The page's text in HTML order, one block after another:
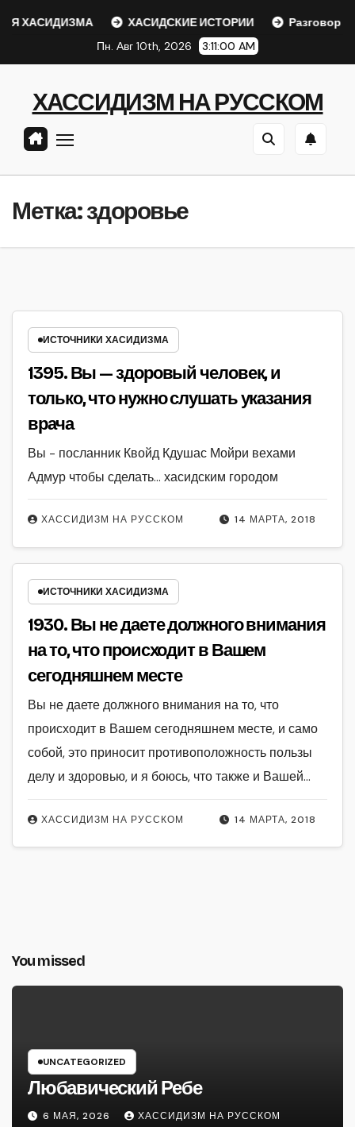
ХАСИДИЗМА ХАСИДСКИЕ ИСТОРИИ
Разговор с
Пн. Авг 10th, 2026
3:11:00 AM
ХАССИДИЗМ НА РУССКОМ
Метка:здоровье
ИСТОЧНИКИ ХАСИДИЗМА
1395. Вы — здоровый человек, и
только, что нужно слушать указания
врача
14 МАРТА, 2018
ХАССИДИЗМ НА РУССКОМ
Вы - посланник Квойд Кдушас Мойри вехами
Адмур чтобы сделать... хасидским городом
ИСТОЧНИКИ ХАСИДИЗМА
1930. Вы не даете должного внимания
на то, что происходит в Вашем
сегодняшнем месте
14 МАРТА, 2018
ХАССИДИЗМ НА РУССКОМ
Вы не даете должного внимания на то, что
происходит в Вашем сегодняшнем месте, и само
собой, это приносит противоположность пользы
делу и здоровью, и я боюсь, что также и Вашей…
You missed
UNCATEGORIZED
Любавический Ребе
6 МАЯ, 2026 ХАССИДИЗМ НА РУССКОМ